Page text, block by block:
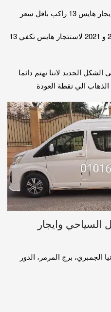
باقل سعر
بالتالي نوفر لك احدث موديل 2020 و 2021 لاستئجار هايس تكفي 13
الجديد لاننا نهتم دائما
الي نقطة العودة
السياحي وايجار
الجمبري، برج المرمر، الدور